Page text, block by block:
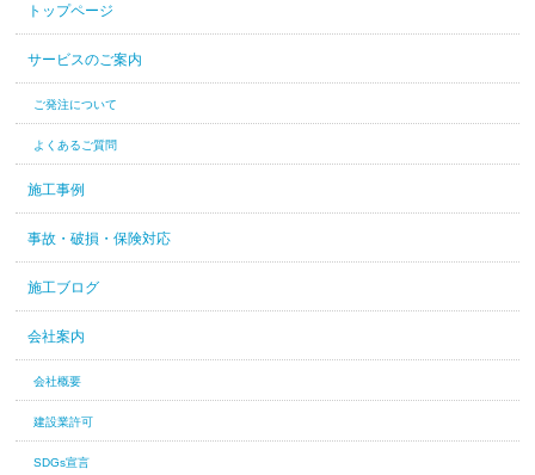
トップページ
サービスのご案内
ご発注について
よくあるご質問
施工事例
事故・破損・保険対応
施工ブログ
会社案内
会社概要
建設業許可
SDGs宣言